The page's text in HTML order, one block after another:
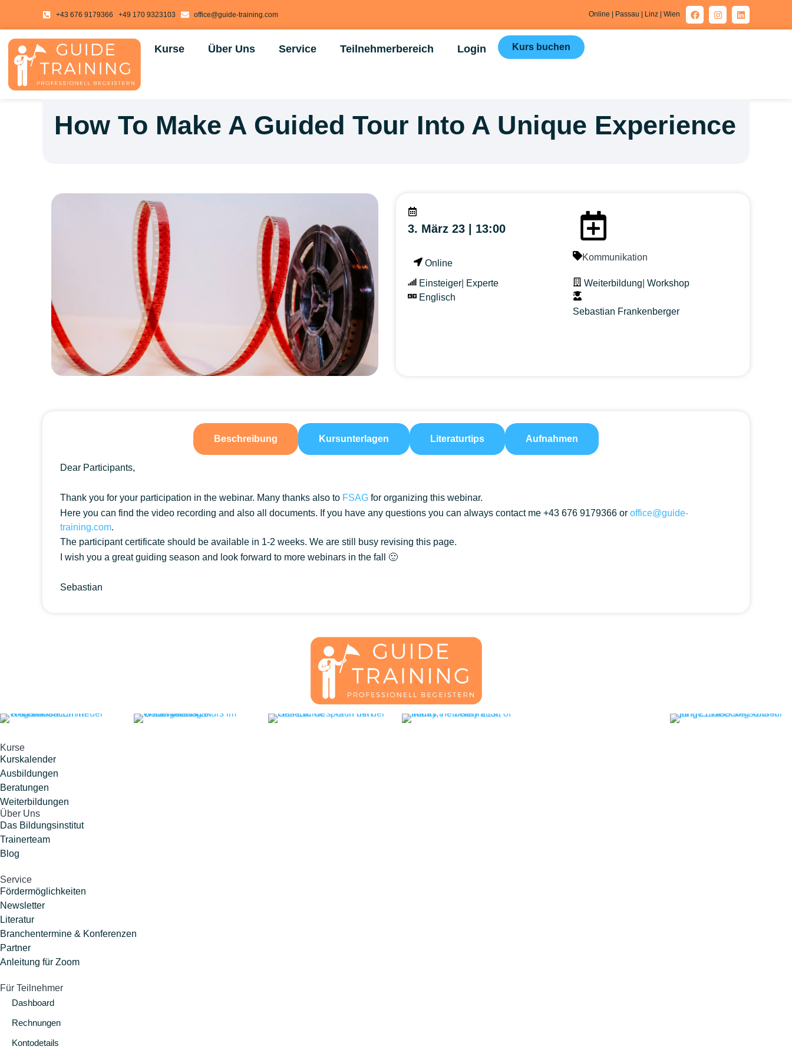
+43 676 9179366 +49 170 9323103 office@guide-training.com Online | Passau | Linz | Wien
Kurse Über Uns Service Teilnehmerbereich Login Kurs buchen
How To Make A Guided Tour Into A Unique Experience​
3. März 23 | 13:00
Online
Kommunikation
Einsteiger Experte Weiterbildung Workshop
Englisch
Sebastian Frankenberger
Beschreibung Kursunterlagen Literaturtips Aufnahmen
Dear Participants,
Thank you for your participation in the webinar. Many thanks also to FSAG for organizing this webinar.
Here you can find the video recording and also all documents. If you have any questions you can always contact me +43 676 9179366 or office@guide-
training.com.
The participant certificate should be available in 1-2 weeks. We are still busy revising this page.
I wish you a great guiding season and look forward to more webinars in the fall 🙂
Sebastian
Kurse
Kurskalender
Ausbildungen
Beratungen
Weiterbildungen
Über Uns
Das Bildungsinstitut
Trainerteam
Blog
Service
Fördermöglichkeiten
Newsletter
Literatur
Branchentermine & Konferenzen
Partner
Anleitung für Zoom
Für Teilnehmer
Dashboard
Rechnungen
Kontodetails